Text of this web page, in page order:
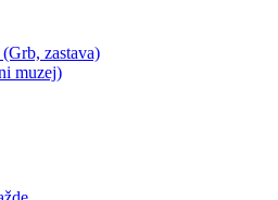
zastava)
muzej)